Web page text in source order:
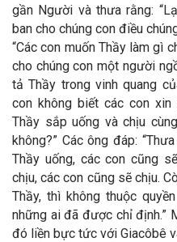
gần Người và thưa rằng:
ban cho chúng con điều
“Các con muốn Thầy làm gì
cho chúng con một người
tả Thầy trong vinh quang
con không biết các con
Thầy sắp uống và chịu
không?” Các ông đáp:
Thầy uống, các con cũng
chịu, các con cũng sẽ chịu.
Thầy, thì không thuộc
những ai đã được chỉ định.”
đó liền bực tức với Giacôbê